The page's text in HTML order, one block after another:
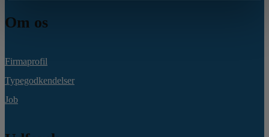
Om os
Firmaprofil
Typegodkendelser
Job